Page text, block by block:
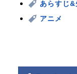
あらすじ&
アニメ